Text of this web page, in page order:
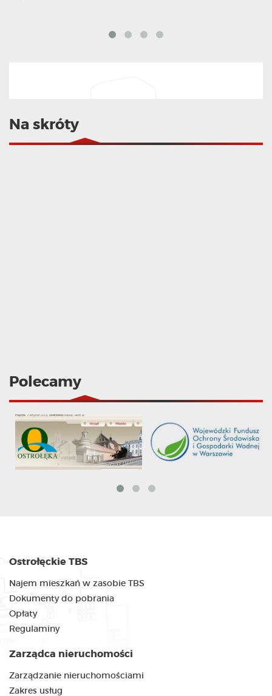
Na skróty
Polecamy
Ostrołęckie TBS
Najem mieszkań w zasobie TBS
Dokumenty do pobrania
Opłaty
Regulaminy
Zarządca nieruchomości
Zarządzanie nieruchomościami
Zakres usług